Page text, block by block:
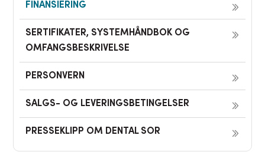
FINANSIERING
SERTIFIKATER, SYSTEMHÅNDBOK OG
OMFANGSBESKRIVELSE
PERSONVERN
SALGS- OG LEVERINGSBETINGELSER
PRESSEKLIPP OM DENTAL SOR